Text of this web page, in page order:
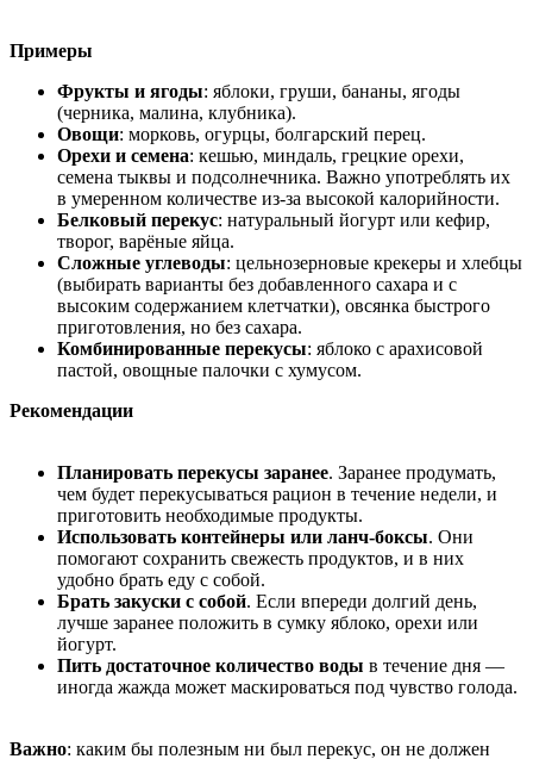
Примеры
Фрукты и ягоды: яблоки, груши, бананы, ягоды
(черника, малина, клубника).
Овощи: морковь, огурцы, болгарский перец.
Орехи и семена: кешью, миндаль, грецкие орехи,
семена тыквы и подсолнечника. Важно употреблять их
в умеренном количестве из-за высокой калорийности.
Белковый перекус: натуральный йогурт или кефир,
творог, варёные яйца.
Сложные углеводы: цельнозерновые крекеры и хлебцы
(выбирать варианты без добавленного сахара и с
высоким содержанием клетчатки), овсянка быстрого
приготовления, но без сахара.
Комбинированные перекусы: яблоко с арахисовой
пастой, овощные палочки с хумусом.
Рекомендации
Планировать перекусы заранее. Заранее продумать,
чем будет перекусываться рацион в течение недели, и
приготовить необходимые продукты.
Использовать контейнеры или ланч-боксы. Они
помогают сохранить свежесть продуктов, и в них
удобно брать еду с собой.
Брать закуски с собой. Если впереди долгий день,
лучше заранее положить в сумку яблоко, орехи или
йогурт.
Пить достаточное количество воды в течение дня —
иногда жажда может маскироваться под чувство голода.
Важно: каким бы полезным ни был перекус, он не должен